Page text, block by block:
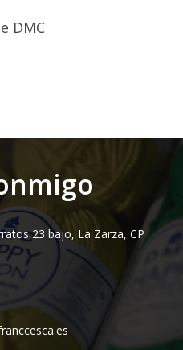
Opciones
DMC
23 bajo, La Zarza, CP